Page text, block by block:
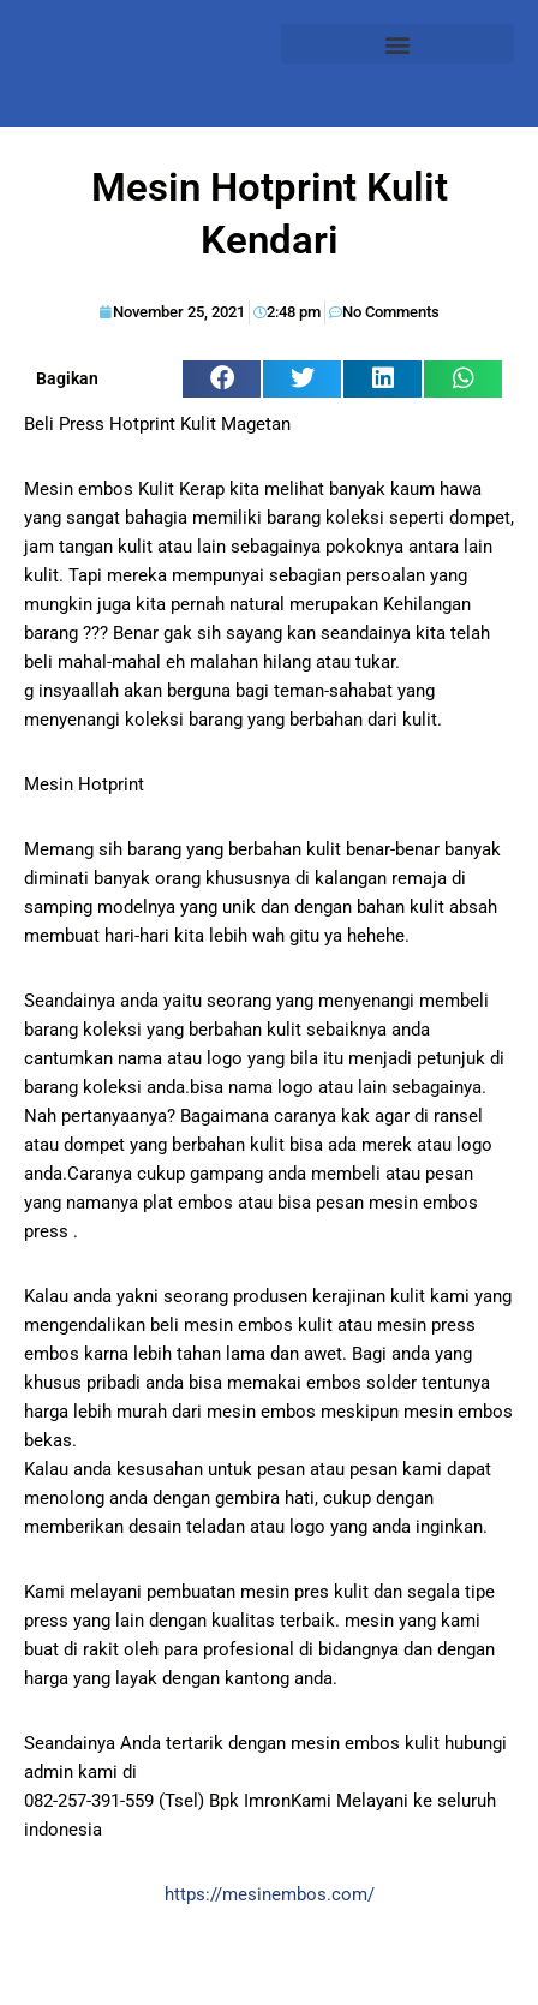
Mesin Hotprint Kulit
Kendari
November 25, 2021 2:48 pm No Comments
Bagikan
Beli Press Hotprint Kulit Magetan
Mesin embos Kulit Kerap kita melihat banyak kaum hawa
yang sangat bahagia memiliki barang koleksi seperti dompet,
jam tangan kulit atau lain sebagainya pokoknya antara lain
kulit. Tapi mereka mempunyai sebagian persoalan yang
mungkin juga kita pernah natural merupakan Kehilangan
barang ??? Benar gak sih sayang kan seandainya kita telah
beli mahal-mahal eh malahan hilang atau tukar.
g insyaallah akan berguna bagi teman-sahabat yang
menyenangi koleksi barang yang berbahan dari kulit.
Mesin Hotprint
Memang sih barang yang berbahan kulit benar-benar banyak
diminati banyak orang khususnya di kalangan remaja di
samping modelnya yang unik dan dengan bahan kulit absah
membuat hari-hari kita lebih wah gitu ya hehehe.
Seandainya anda yaitu seorang yang menyenangi membeli
barang koleksi yang berbahan kulit sebaiknya anda
cantumkan nama atau logo yang bila itu menjadi petunjuk di
barang koleksi anda.bisa nama logo atau lain sebagainya.
Nah pertanyaanya? Bagaimana caranya kak agar di ransel
atau dompet yang berbahan kulit bisa ada merek atau logo
anda.Caranya cukup gampang anda membeli atau pesan
yang namanya plat embos atau bisa pesan mesin embos
press .
Kalau anda yakni seorang produsen kerajinan kulit kami yang
mengendalikan beli mesin embos kulit atau mesin press
embos karna lebih tahan lama dan awet. Bagi anda yang
khusus pribadi anda bisa memakai embos solder tentunya
harga lebih murah dari mesin embos meskipun mesin embos
bekas.
Kalau anda kesusahan untuk pesan atau pesan kami dapat
menolong anda dengan gembira hati, cukup dengan
memberikan desain teladan atau logo yang anda inginkan.
Kami melayani pembuatan mesin pres kulit dan segala tipe
press yang lain dengan kualitas terbaik. mesin yang kami
buat di rakit oleh para profesional di bidangnya dan dengan
harga yang layak dengan kantong anda.
Seandainya Anda tertarik dengan mesin embos kulit hubungi
admin kami di
082-257-391-559 (Tsel) Bpk ImronKami Melayani ke seluruh
indonesia
https://mesinembos.com/